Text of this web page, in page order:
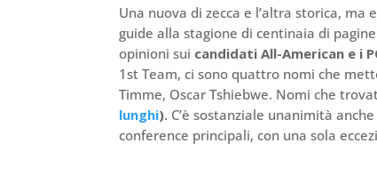
Una nuova di zecca e l’altra storica,
guide alla stagione di centinaia di
opinioni sui candidati All-American e i
1st Team, ci sono quattro nomi che
Timme, Oscar Tshiebwe. Nomi che
lunghi). C’è sostanziale unanimità
conference principali, con una sola